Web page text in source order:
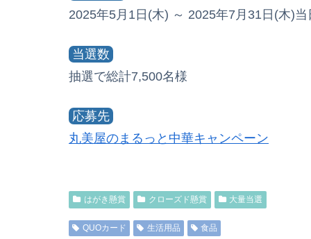
2025年5月1日(木) ～ 2025年7月31日(木)
当選数
抽選で総計7,500名様
応募先
丸美屋のまるっと中華キャンペーン
はがき懸賞 クローズド懸賞 大量当選
QUOカード 生活用品 食品